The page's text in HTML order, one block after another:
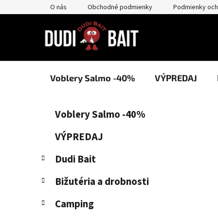
na
O nás Obchodné podmienky Podmienky
Voblery Salmo -40% VÝPREDAJ
ý
a
n
Preskočiť
kategórie
ó
i
Voblery Salmo -40%
VÝPREDAJ
Dudi Bait
Bižutéria a drobnosti
Camping